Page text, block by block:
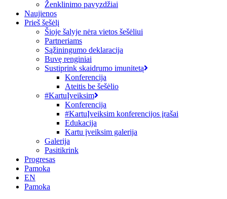
Ženklinimo pavyzdžiai
Naujienos
Prieš šešėlį
Šioje šalyje nėra vietos šešėliui
Partneriams
Sąžiningumo deklaracija
Buvę renginiai
Sustiprink skaidrumo imunitetą
Konferencija
Ateitis be šešėlio
#KartuĮveiksim
Konferencija
#KartuĮveiksim konferencijos įrašai
Edukacija
Kartu įveiksim galerija
Galerija
Pasitikrink
Progresas
Pamoka
EN
Pamoka